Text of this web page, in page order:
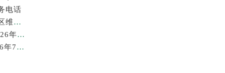
电话
2026年7月最新劳力士龙湖北京亦庄天街经济技术开发区维修保养服务电话
苏州劳力士回收价格查询与各大回收平台实测排行（2026年7月最新数据）
广州劳力士回收价格查询和各大回收平台实测排行(2026年7月最新数据)